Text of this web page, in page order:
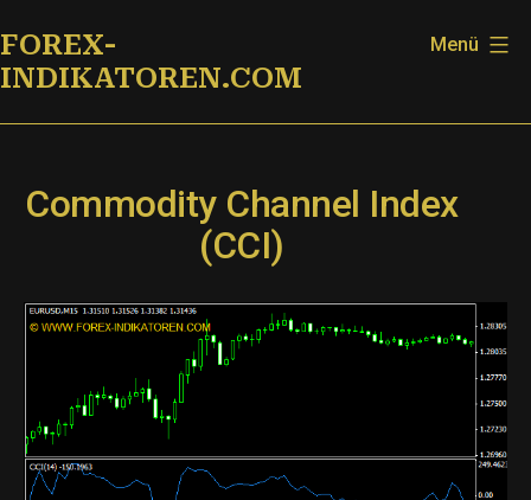
Inhalt
springen
FOREX-
INDIKATOREN.COM
Menü
Commodity Channel Index
(CCI)